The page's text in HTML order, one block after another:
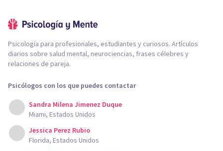
Psicología para profesionales, estudiantes y curiosos. Artículos
diarios sobre salud mental, neurociencias, frases célebres y
relaciones de pareja.
Psicólogos con los que puedes contactar
Sandra Milena Jimenez Duque
Miami, Estados Unidos
Jessica Perez Rubio
Florida, Estados Unidos